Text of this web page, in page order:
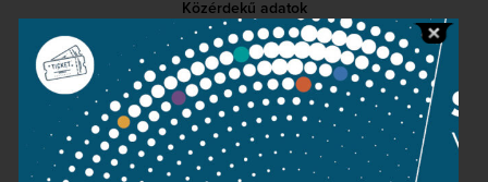
Közérdekű adatok
Sajtószoba
Adatvédelem
Impresszum